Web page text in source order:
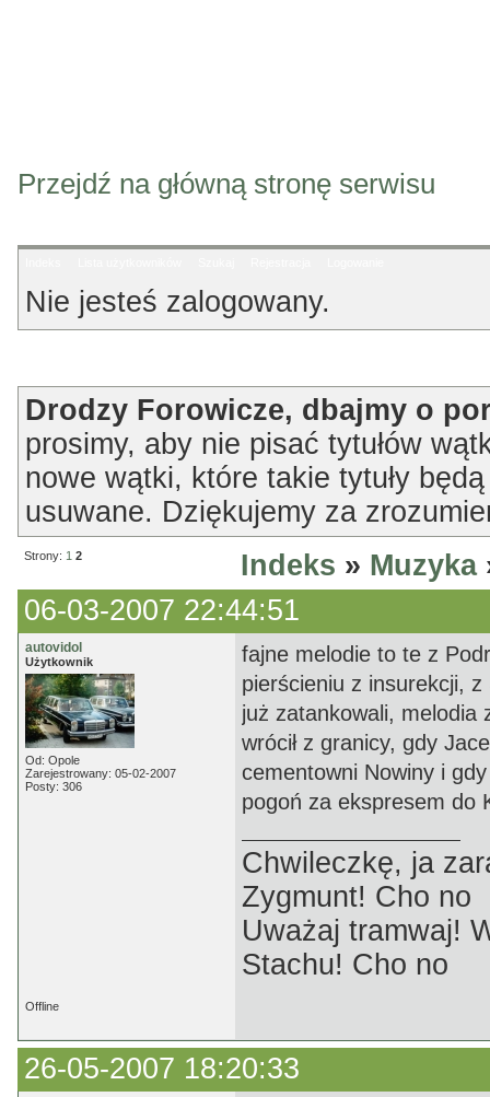
Przejdź na główną stronę serwisu
Nie jesteś zalogowany.
Drodzy Forowicze, dbajmy o
prosimy, aby nie pisać tytułów
nowe wątki, które takie tytuły
usuwane. Dziękujemy za
Strony: 1 2 Indeks » Muzyka
06-03-2007 22:44:51
autovidol
Użytkownik
Od: Opole
Zarejestrowany: 05-02-2007
Posty: 306
fajne melodie to te z
pierścieniu z insurekcji,
już zatankowali, melodia
wrócił z granicy, gdy
cementowni Nowiny i
pogoń za ekspresem do
Chwileczkę, ja
Zygmunt! Cho no
Uważaj tramwaj!
Stachu! Cho no
Offline
26-05-2007 18:20:33